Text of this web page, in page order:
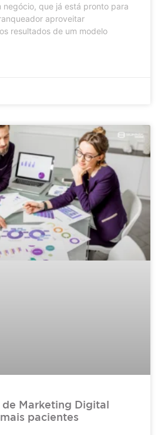
negócio, que já está pronto para
aproveitar
resultados de um modelo
de Marketing Digital
pacientes